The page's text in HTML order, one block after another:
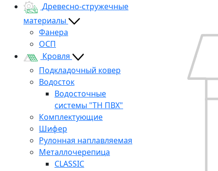
Древесно-стружечные
материалы
Фанера
ОСП
Кровля
Подкладочный ковер
Водосток
Водосточные
системы "ТН ПВХ"
Комплектующие
Шифер
Рулонная наплавляемая
Металлочерепица
CLASSIC